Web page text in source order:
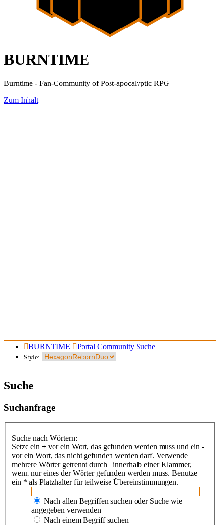
BURNTIME
Burntime - Fan-Community of Post-apocalyptic RPG
Zum Inhalt
BURNTIME Portal Community Suche
Style:
Suche
Suchanfrage
Suche nach Wörtern:
Setze ein + vor ein Wort, das gefunden werden muss und ein -
vor ein Wort, das nicht gefunden werden darf. Verwende
mehrere Wörter getrennt durch | innerhalb einer Klammer,
wenn nur eines der Wörter gefunden werden muss. Benutze
ein * als Platzhalter für teilweise Übereinstimmungen.
Nach allen Begriffen suchen oder Suche wie
angegeben verwenden
Nach einem Begriff suchen